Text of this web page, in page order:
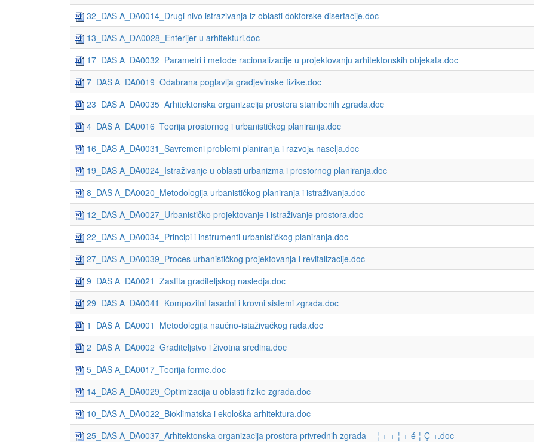
32_DAS A_DA0014_Drugi nivo istrazivanja iz oblasti doktorske disertacije.doc
13_DAS А_DА0028_Enterijer u arhitekturi.doc
17_DAS A_DA0032_Parametri i metode racionalizacije u projektovanju arhitektonskih objekata.doc
7_DAS A_DA0019_Odabrana poglavlja gradjevinske fizike.doc
23_DAS A_DA0035_Arhitektonska organizacija prostora stambenih zgrada.doc
4_DAS A_DA0016_Teorija prostornog i urbanističkog planiranja.doc
16_DAS A_DA0031_Savremeni problemi planiranja i razvojа naselja.doc
19_DAS A_DA0024_Istraživanje u oblasti urbanizma i prostornog planiranja.doc
8_DAS A_DA0020_Metodologija urbanističkog planiranja i istraživanja.doc
12_DAS A_DA0027_Urbanističko projektovanje i istraživanje prostora.doc
22_DAS A_DA0034_Principi i instrumenti urbanističkog planiranja.doc
27_DAS A_DA0039_Proces urbanističkog projektovanja i revitalizacije.doc
9_DAS A_DA0021_Zastita graditeljskog nasledja.doc
29_DAS A_DA0041_Kompozitni fasadni i krovni sistemi zgrada.doc
1_DAS A_DA0001_Metodologija naučno-istaživačkog rada.doc
2_DAS A_DA0002_Graditeljstvo i životna sredina.doc
5_DAS А_DA0017_Teorija forme.doc
14_DAS A_DA0029_Optimizacija u oblasti fizike zgrada.doc
10_DAS A_DA0022_Bioklimatska i ekološka arhitektura.doc
25_DAS A_DA0037_Arhitektonska organizacija prostora privrednih zgrada - -¦-+-+-¦-+-é-¦-Ç-+.doc